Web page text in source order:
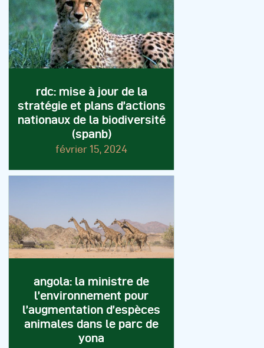
rdc: mise à jour de la
stratégie et plans d’actions
nationaux de la biodiversité
(spanb)
février 15, 2024
angola: la ministre de
l’environnement pour
l’augmentation d’espèces
animales dans le parc de
yona